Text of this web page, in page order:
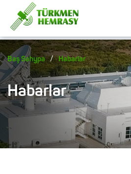
Baş Sahypa / Habarlar
Habarlar